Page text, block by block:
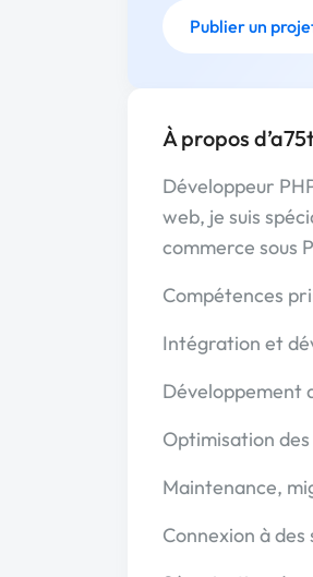
Publier un
À propos
Développeur
web, je suis
commerce sous
Compétences
Intégration et
Développement
Optimisation
Maintenance,
Connexion à des